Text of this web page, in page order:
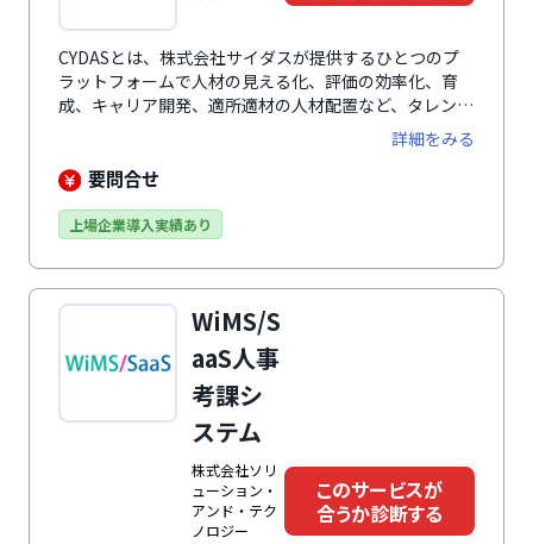
CYDASとは、株式会社サイダスが提供するひとつのプ
ラットフォームで人材の見える化、評価の効率化、育
成、キャリア開発、適所適材の人材配置など、タレント
マネジメントのためのデータ活用がワンプラットフォー
ムで実現できる人事評価システムです。組織の状態を俯
瞰できるダッシュボードでは、入退社の経年推移や雇用
分析できます。人事・社員・管理職・経営者、全ての人
積します。外部システムと柔軟な連携ができるため、あ
らゆる人材情報を集約して活用が可能。データに基づく
施策立案、意思決定に貢献します。
詳細をみる
要問合せ
上場企業導入実績あり
WiMS/S
aaS人事
考課シ
ステム
株式会社ソリ
ューション・
アンド・テク
ノロジー
このサービスが
合うか診断する